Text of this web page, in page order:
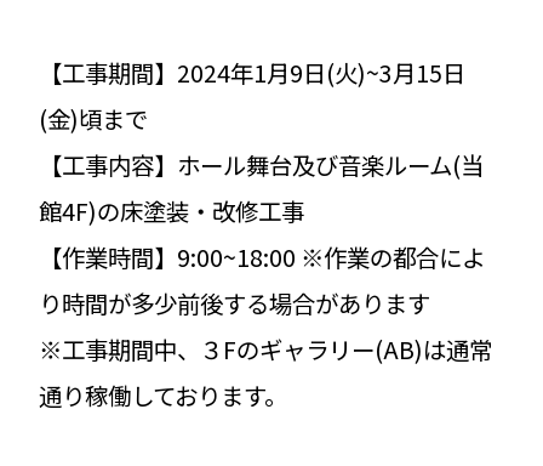
【工事期間】2024年1月9日(火)~3月15日
(金)頃まで
【工事内容】ホール舞台及び音楽ルーム(当
館4F)の床塗装・改修工事
【作業時間】9:00~18:00 ※作業の都合によ
り時間が多少前後する場合があります
※工事期間中、３Fのギャラリー(AB)は通常
通り稼働しております。